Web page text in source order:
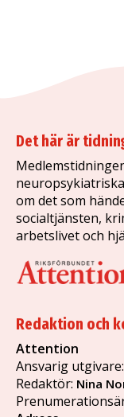
Det här är
om det som
socialtjänsten,
arbetslivet och
Redaktion och
Attention
Ansvarig utgivare:
Redaktör: Nina